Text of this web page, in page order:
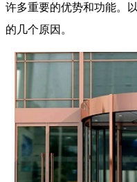
许多重要的优势和功能。
的几个原因。